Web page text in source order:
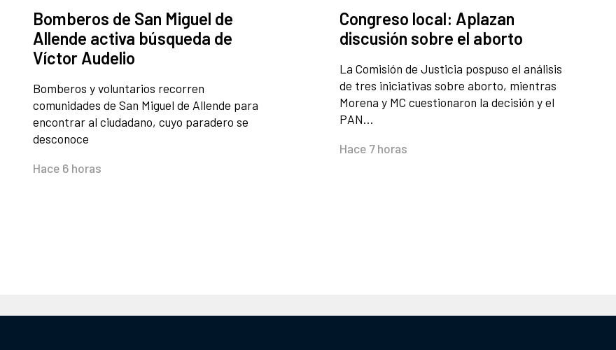
Bomberos de San Miguel de
Allende activa búsqueda de
Víctor Audelio
Bomberos y voluntarios recorren
comunidades de San Miguel de Allende para
encontrar al ciudadano, cuyo paradero se
desconoce
Hace 6 horas
Congreso local: Aplazan
discusión sobre el aborto
La Comisión de Justicia pospuso el análisis
de tres iniciativas sobre aborto, mientras
Morena y MC cuestionaron la decisión y el
PAN…
Hace 7 horas